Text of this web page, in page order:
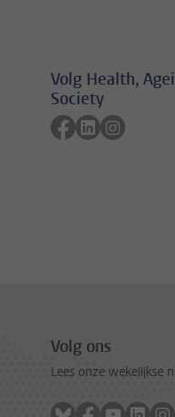
Volg Health,
Society
Volg ons op
Volg ons op
Volg ons
Volg ons
Lees onze wekelijkse
Volg ons op
Volg ons op
Volg ons
Volg